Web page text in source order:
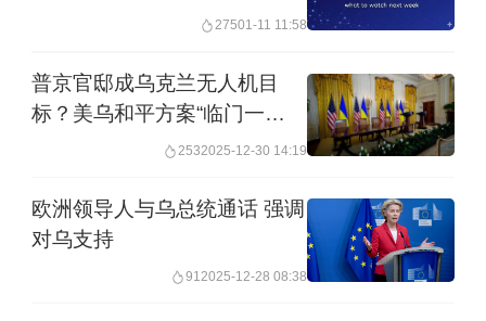
27501-11 11:58
普京官邸成乌克兰无人机目
标？美乌和平方案“临门一
2532025-12-30 14:19
欧洲领导人与乌总统通话 强调
对乌支持
91 2025-12-28 08:38